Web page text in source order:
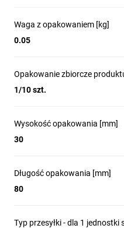
Waga z opakowaniem [kg]
0.05
Opakowanie zbiorcze
1/10 szt.
Wysokość opakowania [mm]
30
Długość opakowania [mm]
80
Typ przesyłki - dla 1 jednostki